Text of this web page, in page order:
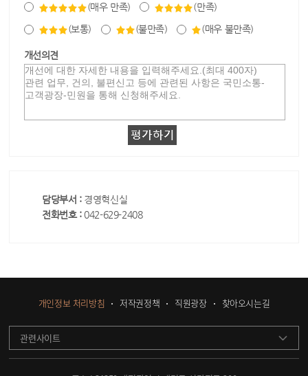
(매우 만족) (만족)
(보통) (불만족) (매우 불만족)
개선의견
담당부서 : 경영혁신실
전화번호 : 042-629-2408
개인정보 처리방침 저작권정책 직원광장 찾아오시는길
관련사이트